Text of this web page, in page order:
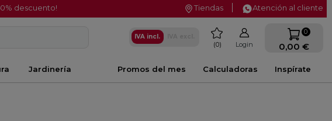
descuento! Tiendas Atención al cliente
IVA incl. favorite
0 Login
0
0,00 €
Jardinería Inspírate
Calculadoras
Promos del mes